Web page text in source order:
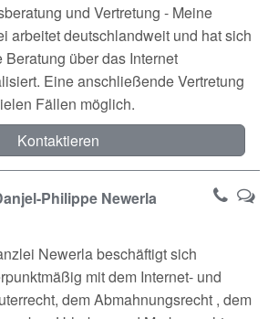
und Vertretung - Meine
arbeitet deutschlandweit und hat sich
Beratung über das Internet
Eine anschließende Vertretung
Fällen möglich.
Kontaktieren
Philippe Newerla
Newerla beschäftigt sich
mit dem Internet- und
dem Abmahnungsrecht , dem